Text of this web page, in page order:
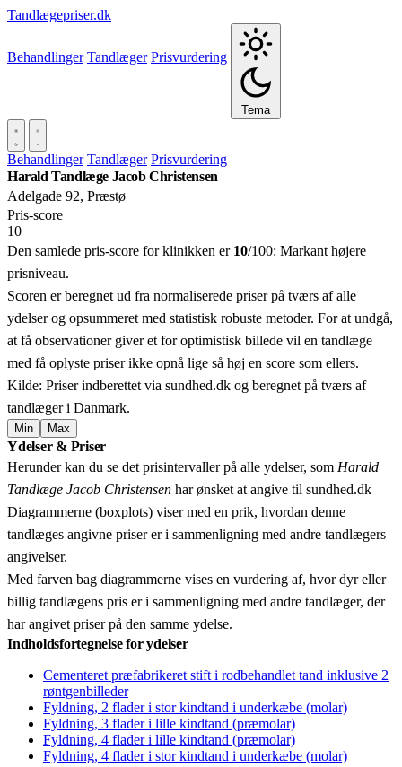
Tandlægepriser.dk
Behandlinger Tandlæger Prisvurdering
Tema
Behandlinger Tandlæger Prisvurdering
Harald Tandlæge Jacob Christensen
Adelgade 92, Præstø
Pris‑score
10
Den samlede pris-score for klinikken er 10/100: Markant højere
prisniveau.
Scoren er beregnet ud fra normaliserede priser på tværs af alle
ydelser og opsummeret med statistisk robuste metoder. For at undgå,
at få observationer giver et for optimistisk billede vil en tandlæge
med få oplyste priser ikke opnå lige så høj en score som ellers.
Kilde: Priser indberettet via sundhed.dk og beregnet på tværs af
tandlæger i Danmark.
Min Max
+
−
Ydelser & Priser
Herunder kan du se det prisintervaller på alle ydelser, som Harald
Tandlæge Jacob Christensen har ønsket at angive til sundhed.dk
Diagrammerne (boxplots) viser med en prik, hvordan denne
tandlæges angivne priser er i sammenligning med andre tandlægers
angivelser.
Med farven bag diagrammerne vises en vurdering af, hvor dyr eller
billig tandlægens pris er i sammenligning med andre tandlæger, der
har angivet priser på den samme ydelse.
Indholdsfortegnelse for ydelser
Cementeret præfabrikeret stift i rodbehandlet tand inklusive 2
røntgenbilleder
Fyldning, 2 flader i stor kindtand i underkæbe (molar)
Fyldning, 3 flader i lille kindtand (præmolar)
Fyldning, 4 flader i lille kindtand (præmolar)
Fyldning, 4 flader i stor kindtand i underkæbe (molar)